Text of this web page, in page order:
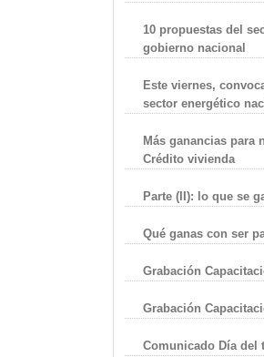
10 propuestas del
gobierno nacional
Este viernes,
sector energético
Más ganancias para
Crédito vivienda
Parte (II): lo que se
Qué ganas con ser
Grabación
Grabación
Comunicado Día del